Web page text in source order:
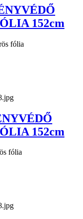
152cm
fólia
152cm
fólia